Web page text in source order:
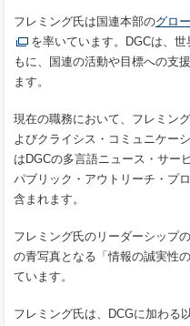
フレミング氏は国連本部のグロ
を率いています。DGCは、
もに、国連の活動や目標への支
ます。
現在の職務において、フレミン
よびクライシス・コミュニケー
はDGCの多言語ニュース・サー
パブリック・アウトリーチ・プ
含まれます。
フレミング氏のリーダーシップ
の青写真となる「情報の誠実性
ています。
フレミング氏は、DCGに加わる